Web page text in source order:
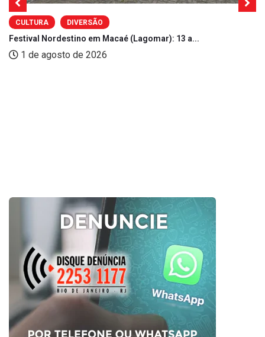
CULTURA DIVERSÃO
Festival Nordestino em Macaé (Lagomar): 13 a...
1 de agosto de 2026